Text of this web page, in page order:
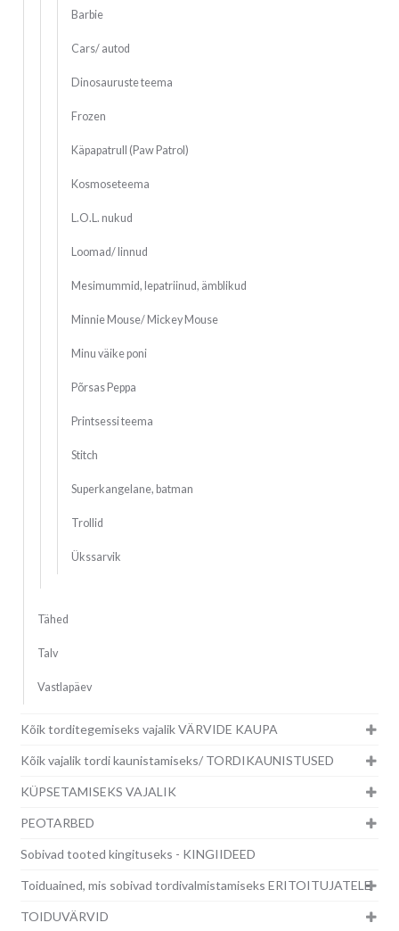
Barbie
Cars/ autod
Dinosauruste teema
Frozen
Käpapatrull (Paw Patrol)
Kosmoseteema
L.O.L. nukud
Loomad/ linnud
Mesimummid, lepatriinud, ämblikud
Minnie Mouse/ Mickey Mouse
Minu väike poni
Põrsas Peppa
Printsessi teema
Stitch
Superkangelane, batman
Trollid
Ükssarvik
Tähed
Talv
Vastlapäev
Kõik torditegemiseks vajalik VÄRVIDE KAUPA
Kõik vajalik tordi kaunistamiseks/ TORDIKAUNISTUSED
KÜPSETAMISEKS VAJALIK
PEOTARBED
Sobivad tooted kingituseks - KINGIIDEED
Toiduained, mis sobivad tordivalmistamiseks ERITOITUJATELE
TOIDUVÄRVID